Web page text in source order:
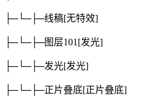
├─└─├─线稿[无特效]
├─└─├─图层101 [发光]
├─└─├─发光[发光]
├─└─├─正片叠底[正片叠底]